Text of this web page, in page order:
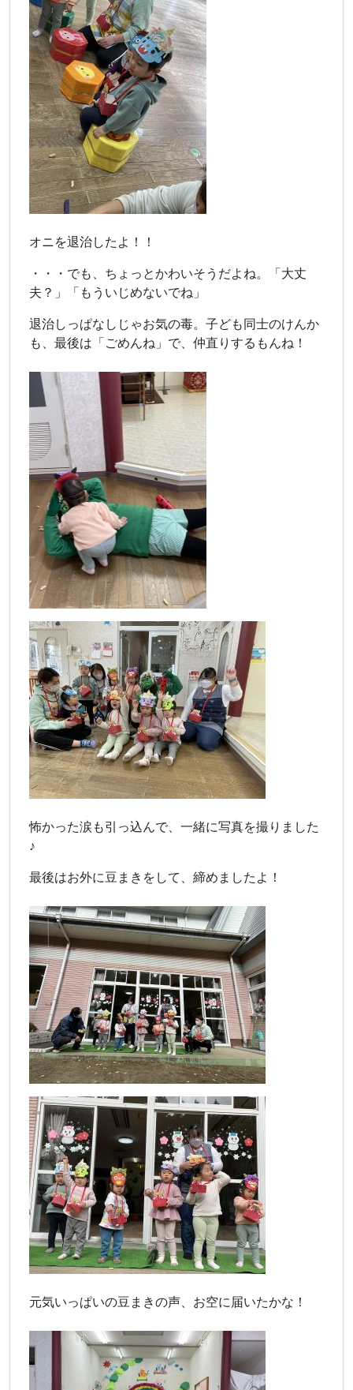
オニを退治したよ！！
・・・でも、ちょっとかわいそうだよね。「大丈
夫？」「もういじめないでね」
退治しっぱなしじゃお気の毒。子ども同士のけんか
も、最後は「ごめんね」で、仲直りするもんね！
怖かった涙も引っ込んで、一緒に写真を撮りました
♪
最後はお外に豆まきをして、締めましたよ！
元気いっぱいの豆まきの声、お空に届いたかな！